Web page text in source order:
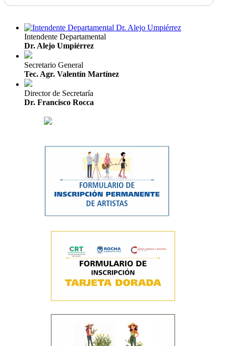
Intendente Departamental
Dr. Alejo Umpiérrez
Secretario General
Tec. Agr. Valentín Martínez
Director de Secretaría
Dr. Francisco Rocca